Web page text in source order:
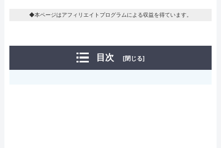
◆本ページはアフィリエイトプログラムによる収益を得ています。
目次 [閉じる]